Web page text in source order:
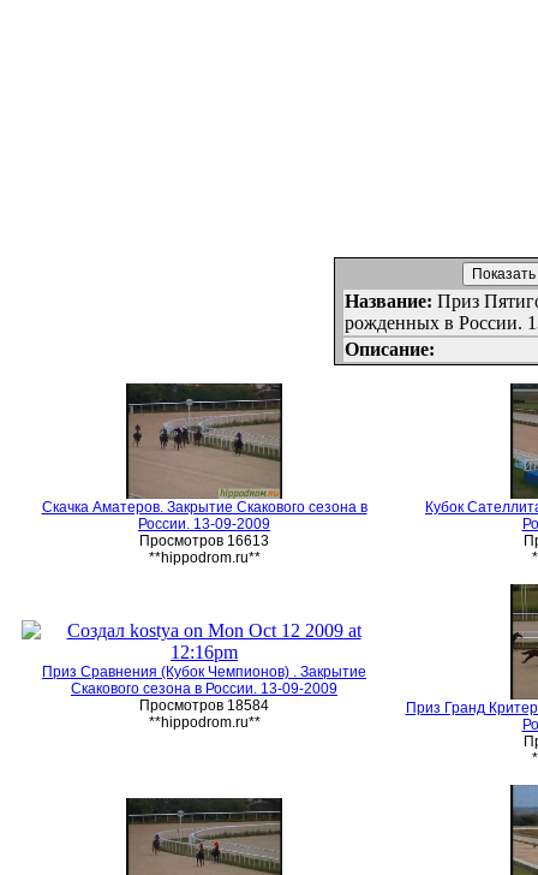
Название: Приз
рожденных в России.
Описание:
Скачка Аматеров. Закрытие Скакового сезона в
России. 13-09-2009
Просмотров 16613
**hippodrom.ru**
Кубок
Приз Сравнения (Кубок Чемпионов) . Закрытие
Скакового сезона в России. 13-09-2009
Просмотров 18584
**hippodrom.ru**
Приз Гранд